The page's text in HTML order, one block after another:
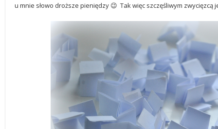
u mnie słowo droższe pieniędzy 😉 Tak więc szczęśliwym zwycięzcą